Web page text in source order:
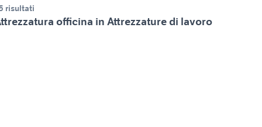
risultati
officina in Attrezzature di lavoro